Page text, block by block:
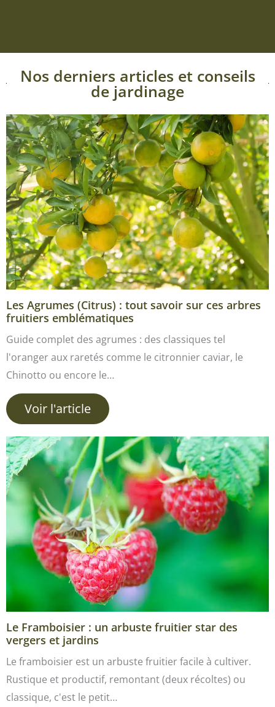
Nos derniers articles et conseils
de jardinage
Les Agrumes (Citrus) : tout savoir sur ces arbres
fruitiers emblématiques
Guide complet des agrumes : des classiques tel
l'oranger aux raretés comme le citronnier caviar, le
Chinotto ou encore le…
Voir l'article
Le Framboisier : un arbuste fruitier star des
vergers et jardins
Le framboisier est un arbuste fruitier facile à cultiver.
Rustique et productif, remontant (deux récoltes) ou
classique, c'est le petit…